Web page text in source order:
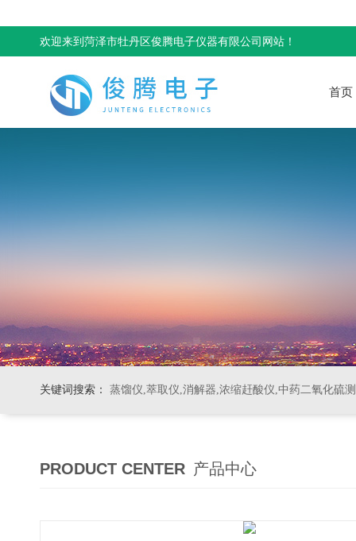
欢迎来到菏泽市牡丹区俊腾电子仪器有限公司网站！
首页
关键词搜索： 蒸馏仪,萃取仪,消解器,浓缩赶酸仪,中药二氧化硫
PRODUCT CENTER 产品中心